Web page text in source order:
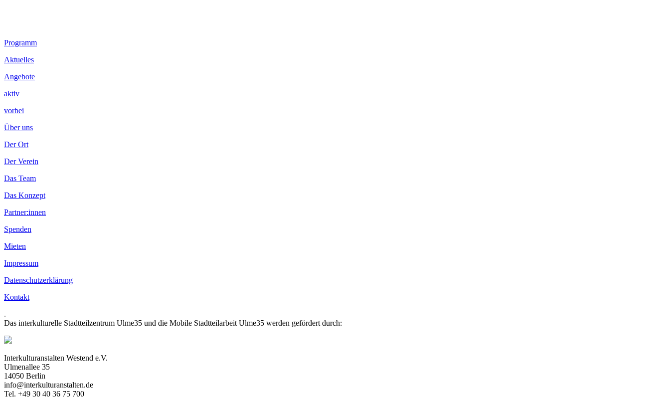
Footer
Inhalt
Programm
Aktuelles
Angebote
aktiv
vorbei
Über uns
Der Ort
Der Verein
Das Team
Das Konzept
Partner:innen
Spenden
Mieten
Impressum
Datenschutzerklärung
Kontakt
.
Das interkulturelle Stadtteilzentrum Ulme35 und die Mobile Stadtteilarbeit Ulme35 werden gefördert durch:
Interkulturanstalten Westend e.V.
Ulmenallee 35
14050 Berlin
info@interkulturanstalten.de
Tel. +49 30 40 36 75 700